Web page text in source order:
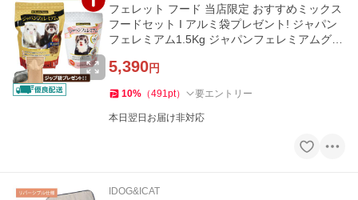
フェレット フード 当店限定 おすすめミックス
フードセット I アルミ袋プレゼント! ジャパン
フェレミアム1.5Kg ジャパンフェレミアムグル
5,390円
10% （491pt） 要エントリー
本日翌日お届け非対応
IDOG&ICAT